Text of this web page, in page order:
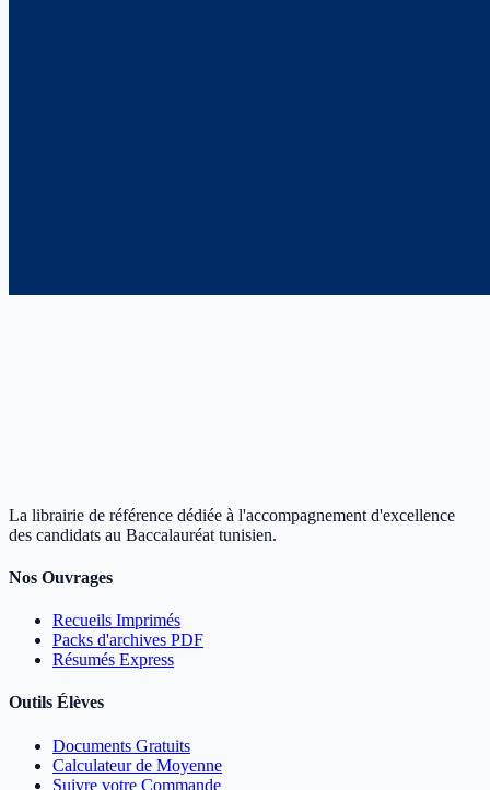
La librairie de référence dédiée à l'accompagnement d'excellence
des candidats au Baccalauréat tunisien.
Nos Ouvrages
Recueils Imprimés
Packs d'archives PDF
Résumés Express
Outils Élèves
Documents Gratuits
Calculateur de Moyenne
Suivre votre Commande